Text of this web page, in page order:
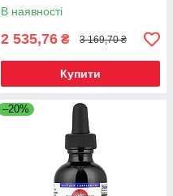
В наявності
2 535,76 ₴ 3 169,70 ₴
Купити
–20%